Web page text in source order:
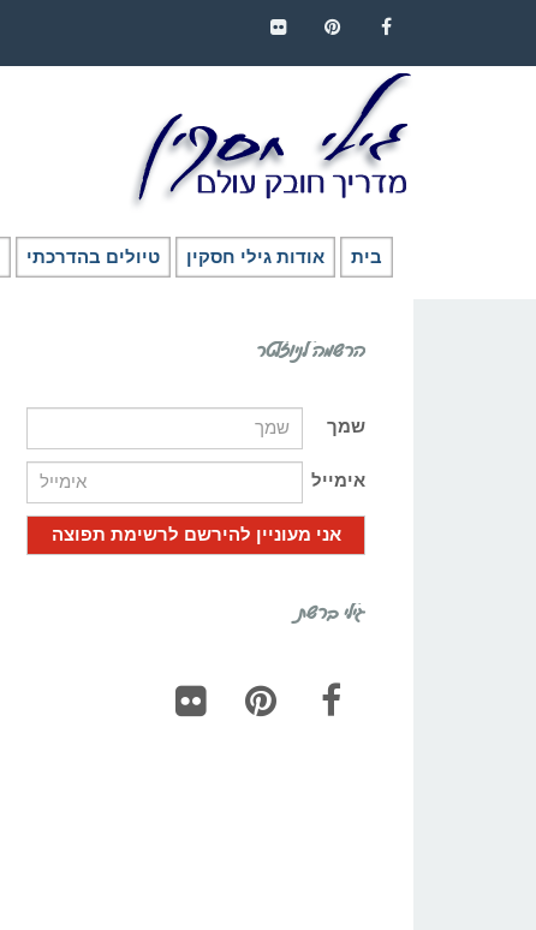
בית אודות גילי חסקין טיולים בהדרכתי
הרשמה לניוזלטר
שמך
אימייל
גילי ברשת